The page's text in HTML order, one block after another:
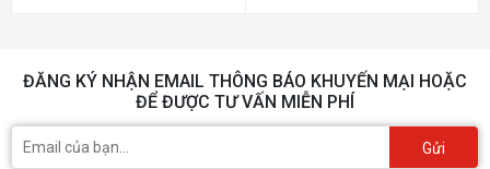
ĐĂNG KÝ NHẬN EMAIL THÔNG BÁO KHUYẾN MẠI HOẶC
ĐỂ ĐƯỢC TƯ VẤN MIỄN PHÍ
Gửi